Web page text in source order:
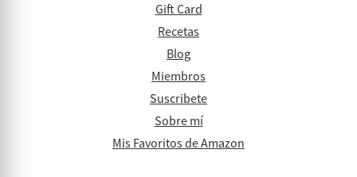
Gift Card
Recetas
Blog
Miembros
Suscribete
Sobre mí
Mis Favoritos de Amazon